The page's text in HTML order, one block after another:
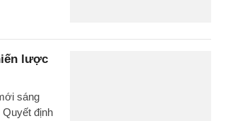
lược
sáng
định